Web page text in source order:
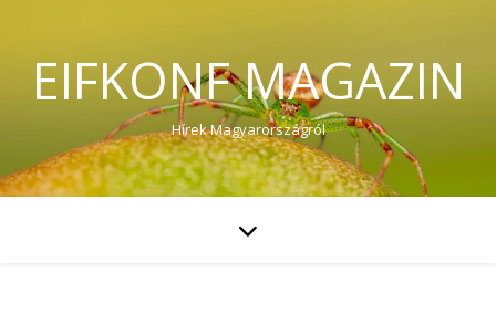
EIFKONF MAGAZIN
Hírek Magyarországról